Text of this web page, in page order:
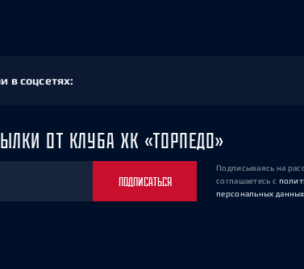
в соцсетях:
ОТ КЛУБА ХК «ТОРПЕДО»
ПОДПИСАТЬСЯ
Подписываясь на
соглашаетесь с
персональных данных